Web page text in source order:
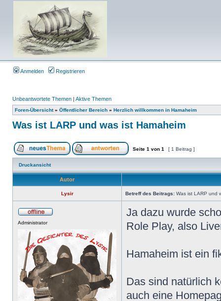
Anmelden Registrieren
Unbeantwortete Themen | Aktive Themen
Foren-Übersicht» Öffentlicher Bereich » Herzlich willkommen in Hamaheim
Was ist LARP und was ist Hamaheim
Seite 1 von 1 [ 1 Beitrag ]
Druckansicht
Autor
Lysir Betreff des Beitrags: Was ist LARP und
Administrator
Ja dazu wurde
Role Play, also
Hamaheim ist ein
Das sind natürlich
auch eine